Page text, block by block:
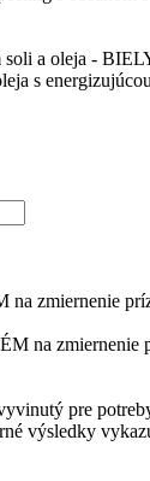
soli a oleja -
s
zmiernenie
pre
výsledky